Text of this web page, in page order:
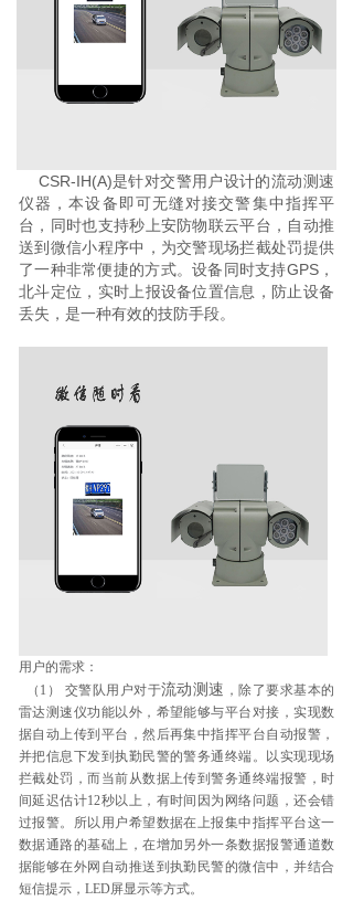
CSR-IH(A)是针对交警用户设计的流动测速
仪器，本设备即可无缝对接交警集中指挥平
台，同时也支持秒上安防物联云平台，自动推
送到微信小程序中，为交警现场拦截处罚提供
了一种非常便捷的方式。设备同时支持GPS，
北斗定位，实时上报设备位置信息，防止设备
丢失，是一种有效的技防手段。
用户的需求：
（1） 交警队用户对于流动测速 ，除了要求基本的
雷达测速仪功能以外，希望能够与平台对接，实现数
据自动上传到平台，然后再集中指挥平台自动报警，
并把信息下发到执勤民警的警务通终端。以实现现场
拦截处罚，而当前从数据上传到警务通终端报警，时
间延迟估计12秒以上，有时间因为网络问题，还会错
过报警。所以用户希望数据在上报集中指挥平台这一
数据通路的基础上，在增加另外一条数据报警通道数
据能够在外网自动推送到执勤民警的微信中，并结合
短信提示，LED屏显示等方式。